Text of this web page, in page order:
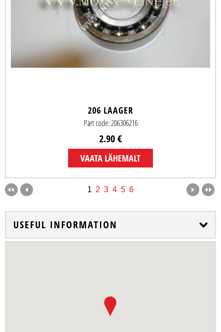
206 LAAGER
Part code: 206306216
2.90 €
VAATA LÄHEMALT
1 2 3 4 5 6
USEFUL INFORMATION